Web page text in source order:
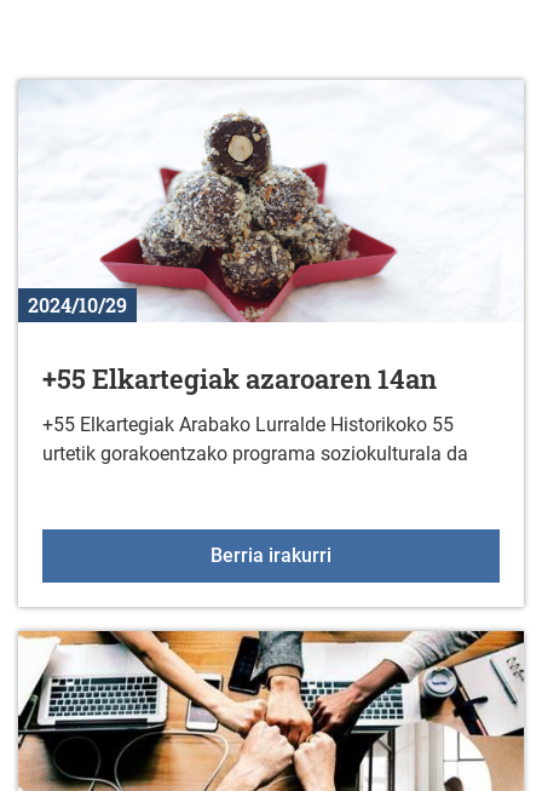
2024/10/29
+55 Elkartegiak azaroaren 14an
+55 Elkartegiak Arabako Lurralde Historikoko 55
urtetik gorakoentzako programa soziokulturala da
Berria irakurri